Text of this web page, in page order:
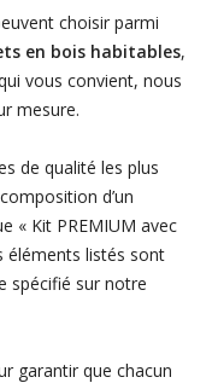
choisir parmi
en bois habitables,
vous convient, nous
mesure.
de qualité les plus
d’un
« Kit PREMIUM avec
éléments listés sont
spécifié sur notre
garantir que chacun